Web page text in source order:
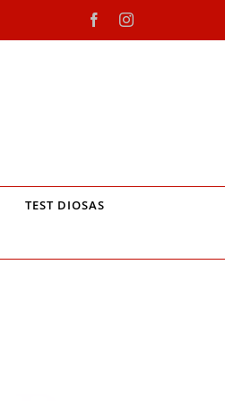
FacebookInstagram
TEST DIOSAS